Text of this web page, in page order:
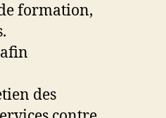
formation,
des